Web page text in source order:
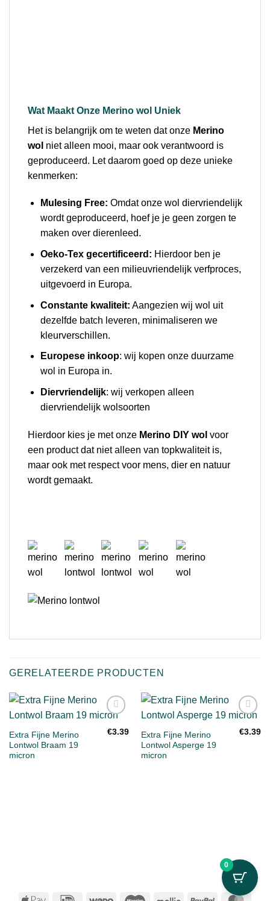
Wat Maakt Onze Merino wol Uniek
Het is belangrijk om te weten dat onze Merino
wol niet alleen mooi, maar ook verantwoord is
geproduceerd. Let daarom goed op deze unieke
kenmerken:
Mulesing Free: Omdat onze wol diervriendelijk
wordt geproduceerd, hoef je je geen zorgen te
maken over dierenleed.
Oeko-Tex gecertificeerd: Hierdoor ben je
verzekerd van een milieuvriendelijk verfproces,
uitgevoerd in Europa.
Constante kwaliteit: Aangezien wij wol uit
dezelfde batch leveren, minimaliseren we
kleurverschillen.
Europese inkoop: wij kopen onze duurzame
wol in Europa in.
Diervriendelijk: wij verkopen alleen
diervriendelijk wolsoorten
Hierdoor kies je met onze Merino DIY wol voor
een product dat niet alleen van topkwaliteit is,
maar ook met respect voor mens, dier en natuur
wordt gemaakt.
GERELATEERDE PRODUCTEN
aan
Extra Fijne Merino
Lontwol Braam 19
micron
€3.39
aan
Extra Fijne Merino
Lontwol Asperge 19
micron
€3.39
0